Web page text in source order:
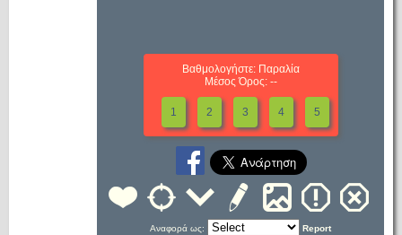
Βαθμολογήστε: Παραλία
Μέσος Όρος: --
1 2 3 4 5
Αναφορά ως: Report